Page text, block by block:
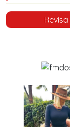
Revisa